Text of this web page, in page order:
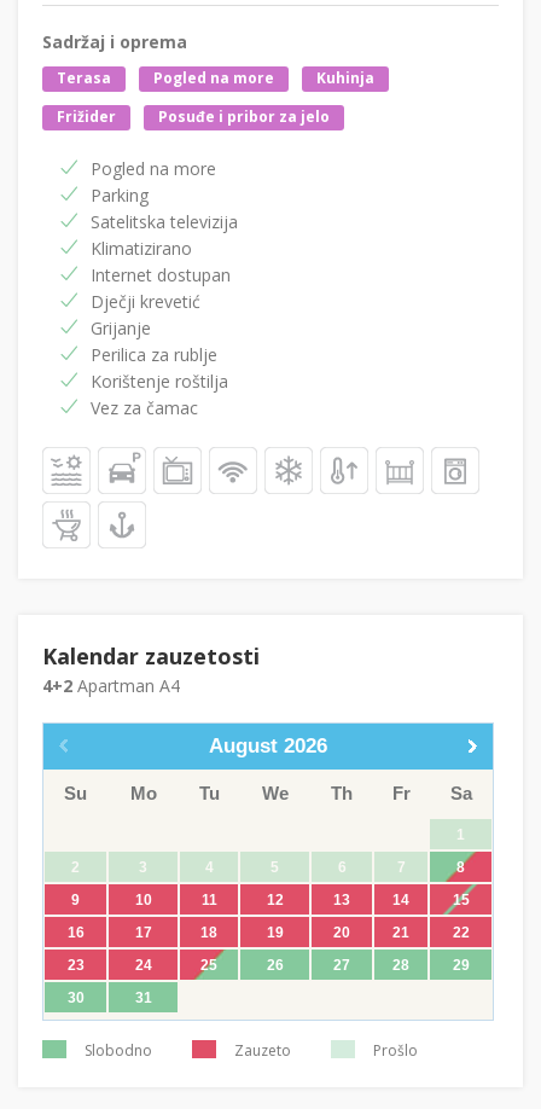
Sadržaj i oprema
Terasa Pogled na more
Kuhinja
Frižider
Posuđe i pribor za jelo
Pogled na more
Parking
Satelitska televizija
Klimatizirano
Internet dostupan
Dječji krevetić
Grijanje
Perilica za rublje
Korištenje roštilja
Vez za čamac
Kalendar zauzetosti
4+2 Apartman A4
August 2026
Su Mo Tu We Th Fr Sa
1
2
3 4 5 6 7
8
9
10 11 12 13 14
15
16
17 18 19 20 21
22
23
24 25 26 27 28
29
30
31
Slobodno Zauzeto Prošlo